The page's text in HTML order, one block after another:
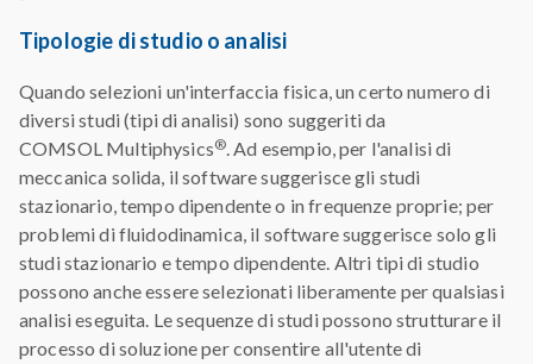
Tipologie di studio o analisi
Quando selezioni un'interfaccia fisica, un certo numero di
diversi studi (tipi di analisi) sono suggeriti da
COMSOL Multiphysics®. Ad esempio, per l'analisi di
meccanica solida, il software suggerisce gli studi
stazionario, tempo dipendente o in frequenze proprie; per
problemi di fluidodinamica, il software suggerisce solo gli
studi stazionario e tempo dipendente. Altri tipi di studio
possono anche essere selezionati liberamente per qualsiasi
analisi eseguita. Le sequenze di studi possono strutturare il
processo di soluzione per consentire all'utente di